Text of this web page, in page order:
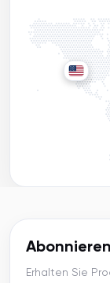
Erhalten Sie